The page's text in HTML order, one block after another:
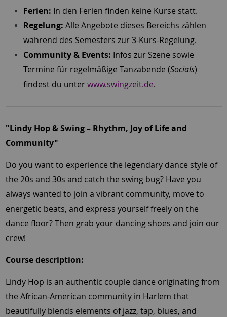
Ferien: In den Ferien finden keine Kurse statt.
Regelung: Alle Angebote dieses Bereichs zählen
während des Semesters zur 3-Kurs-Regelung.
Community & Events: Infos zur Szene sowie
Termine für regelmäßige Tanzabende (Socials)
findest du unterwww.swingzeit.de.
"Lindy Hop & Swing – Rhythm, Joy of Life and
Community"
Do you want to experience the legendary dance style of
the 20s and 30s and catch the swing bug? Have you
always wanted to join a vibrant community, move to
energetic beats, and express yourself freely on the
dance floor? Then grab your dancing shoes and join our
crew!
Course description:
Lindy Hop is an authentic couple dance originating from
the African-American community in Harlem that
beautifully blends elements of jazz, tap, blues, and